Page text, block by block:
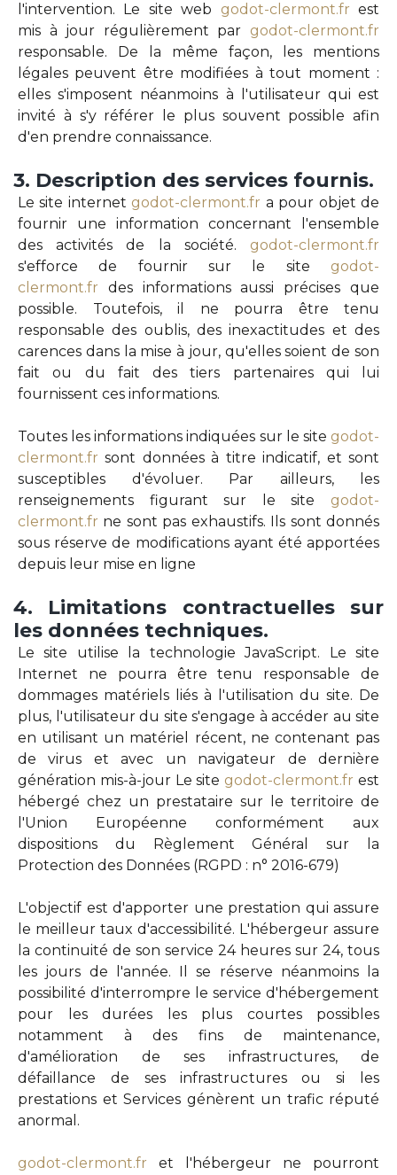
l'intervention. Le site web godot-clermont.fr est
mis à jour régulièrement par godot-clermont.fr
responsable. De la même façon, les mentions
légales peuvent être modifiées à tout moment :
elles s'imposent néanmoins à l'utilisateur qui est
invité à s'y référer le plus souvent possible afin
d'en prendre connaissance.
3. Description des services fournis.
Le site internet godot-clermont.fr a pour objet de
fournir une information concernant l'ensemble
des activités de la société. godot-clermont.fr
s'efforce de fournir sur le site godot-
clermont.fr des informations aussi précises que
possible. Toutefois, il ne pourra être tenu
responsable des oublis, des inexactitudes et des
carences dans la mise à jour, qu'elles soient de son
fait ou du fait des tiers partenaires qui lui
fournissent ces informations.
Toutes les informations indiquées sur le site godot-
clermont.fr sont données à titre indicatif, et sont
susceptibles d'évoluer. Par ailleurs, les
renseignements figurant sur le site godot-
clermont.fr ne sont pas exhaustifs. Ils sont donnés
sous réserve de modifications ayant été apportées
depuis leur mise en ligne
4. Limitations contractuelles
sur
les données techniques.
Le site utilise la technologie JavaScript. Le site
Internet ne pourra être tenu responsable de
dommages matériels liés à l'utilisation du site. De
plus, l'utilisateur du site s'engage à accéder au site
en utilisant un matériel récent, ne contenant pas
de virus et avec un navigateur de dernière
génération mis-à-jour Le site godot-clermont.fr est
hébergé chez un prestataire sur le territoire de
l'Union Européenne conformément aux
dispositions du Règlement Général sur la
Protection des Données (RGPD : n° 2016-679)
L'objectif est d'apporter une prestation qui assure
le meilleur taux d'accessibilité. L'hébergeur assure
la continuité de son service 24 heures sur 24, tous
les jours de l'année. Il se réserve néanmoins la
possibilité d'interrompre le service d'hébergement
pour les durées les plus courtes possibles
notamment à des fins de maintenance,
d'amélioration de ses infrastructures, de
défaillance de ses infrastructures ou si les
prestations et Services génèrent un trafic réputé
anormal.
godot-clermont.fr et l'hébergeur ne pourront